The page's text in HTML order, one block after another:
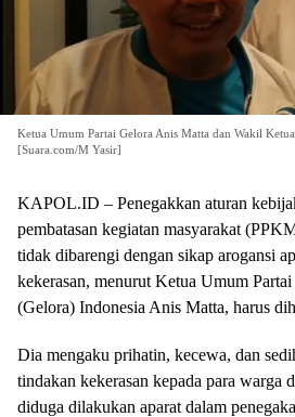
Ketua Umum Partai Gelora Anis Matta dan Wakil
[Suara.com/M Yasir]
KAPOL.ID – Penegakkan aturan
pembatasan kegiatan masyarakat
tidak dibarengi dengan sikap arogansi
kekerasan, menurut Ketua Umum
(Gelora) Indonesia Anis Matta, harus
Dia mengaku prihatin, kecewa, dan
tindakan kekerasan kepada para warga
diduga dilakukan aparat dalam